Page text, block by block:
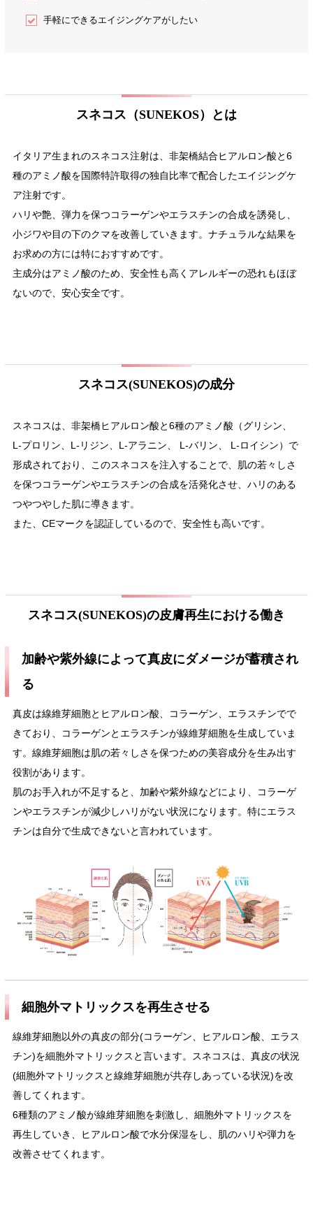
手軽にできるエイジングケアがしたい
スネコス（SUNEKOS）とは
イタリア生まれのスネコス注射は、非架橋結合ヒアルロン酸と6
種のアミノ酸を国際特許取得の独自比率で配合したエイジングケ
ア注射です。
ハリや艶、弾力を保つコラーゲンやエラスチンの合成を誘発し、
小ジワや目の下のクマを改善していきます。ナチュラルな結果を
お求めの方には特におすすめです。
主成分はアミノ酸のため、安全性も高くアレルギーの恐れもほぼ
ないので、安心安全です。
スネコス(SUNEKOS)の成分
スネコスは、非架橋ヒアルロン酸と6種のアミノ酸（グリシン、
L-プロリン、L-リジン、L-アラニン、 L-バリン、 L-ロイシン）で
形成されており、このスネコスを注入することで、肌の若々しさ
を保つコラーゲンやエラスチンの合成を活発化させ、ハリのある
つやつやした肌に導きます。
また、CEマークを認証しているので、安全性も高いです。
スネコス(SUNEKOS)の皮膚再生における働き
加齢や紫外線によって真皮にダメージが蓄積され
る
真皮は線維芽細胞とヒアルロン酸、コラーゲン、エラスチンでで
きており、コラーゲンとエラスチンが線維芽細胞を生成していま
す。線維芽細胞は肌の若々しさを保つための美容成分を生み出す
役割があります。
肌のお手入れが不足すると、加齢や紫外線などにより、コラーゲ
ンやエラスチンが減少しハリがない状況になります。特にエラス
チンは自分で生成できないと言われています。
細胞外マトリックスを再生させる
線維芽細胞以外の真皮の部分(コラーゲン、ヒアルロン酸、エラス
チン)を細胞外マトリックスと言います。スネコスは、真皮の状況
(細胞外マトリックスと線維芽細胞が共存しあっている状況)を改
善してくれます。
6種類のアミノ酸が線維芽細胞を刺激し、細胞外マトリックスを
再生していき、ヒアルロン酸で水分保湿をし、肌のハリや弾力を
改善させてくれます。